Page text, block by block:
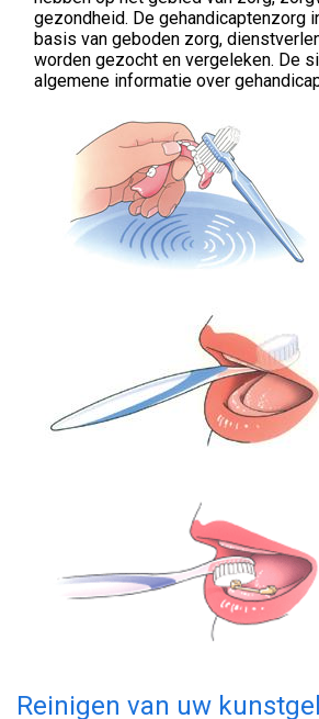
gezondheid. De gehandicaptenzorg
basis van geboden zorg,
worden gezocht en vergeleken. De
algemene informatie over
Reinigen van uw